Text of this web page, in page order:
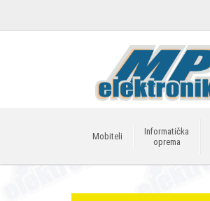
Mobiteli
Informatička
oprema